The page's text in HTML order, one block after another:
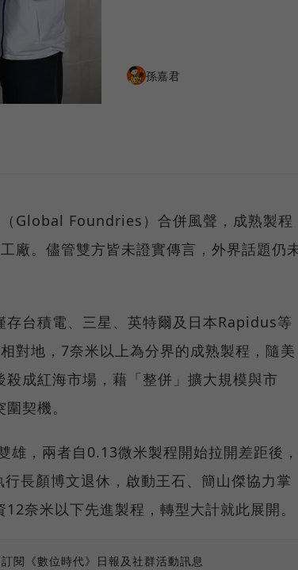
孫嘉君
Global Foundries）合併風聲，成熟製程
廠。儘管雙方皆未證實傳言，外界話題仍
台積電、三星、英特爾及日本Rapidus等
對地，7奈米以上為分界的成熟製程，隨美
成紅海市場，藉「整併」擴大規模與市
契機。
雄，兩者自0.13微米製程開始拉開差距後，
長顏博文退休，啟動王石、簡山傑協力掌
奈米以下先進製程，轉型大計就此展開。
閱《數位時代》日報及社群活動訊息